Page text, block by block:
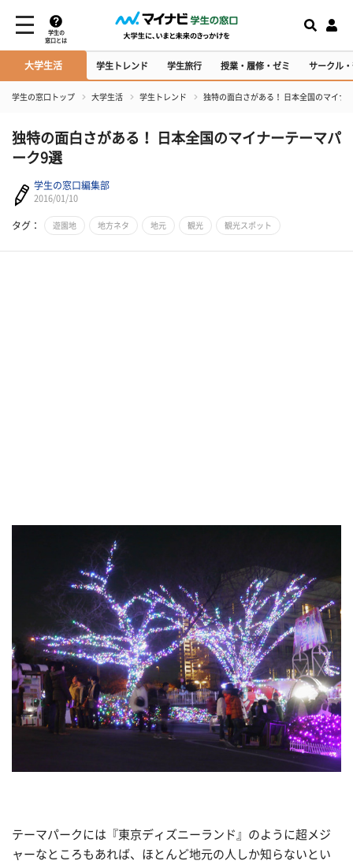
学生の
窓口とは
大学生活 学生トレンド 学生旅行 授業・履修・ゼミ サークル
学生の窓口トップ 大学生活 学生トレンド 独特の面白さがある！ 日本全国のマイナ
独特の面白さがある！ 日本全国のマイナーテーマパ
ーク9選
学生の窓口編集部
2016/01/10
タグ： 遊園地 地方ネタ 地元 観光 観光スポット
テーマパークには『東京ディズニーランド』のように超メジ
ャーなところもあれば、ほとんど地元の人しか知らないとい